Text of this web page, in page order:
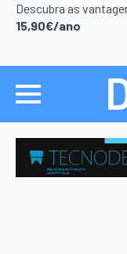
Descubra as
15,90€/ano